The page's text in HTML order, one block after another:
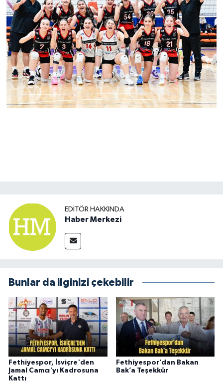
EDITÖR HAKKINDA
Haber Merkezi
Bunlar da ilginizi çekebilir
Fethiyespor, İsviçre'den
Jamal Camcı'yı Kadrosuna
Kattı
Fethiyespor’dan Bakan
Bak’a Teşekkür